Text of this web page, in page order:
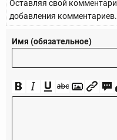
Оставляя свой
добавления комментариев.
Имя (обязательное)